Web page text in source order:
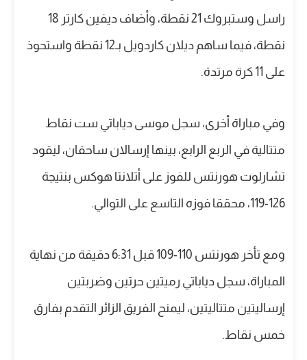
راسل وستبروك 21 نقطة، وأضاف ديفين كارتر 18
نقطة، فيما ساهم ديلان كاردويل بـ12 نقطة واستحوذ
على 11 كرة مرتدة.
وفي مباراة أخرى، سجل موسى دياباتي ست نقاط
متتالية في الربع الرابع، بينها إرسالان ساحقان، ليقود
تشارلوت هورنتس للفوز على أتلانتا هوكس بنتيجة
126-119، محققا فوزه التاسع على التوالي.
ومع تأخر هورنتس 110-109 قبل 6:31 دقيقة من نهاية
المباراة، سجل دياباتي رميتين حرتين وضربتين
إرساليتين متتاليتين، ليمنح الفريق الزائر التقدم بفارق
خمس نقاط.